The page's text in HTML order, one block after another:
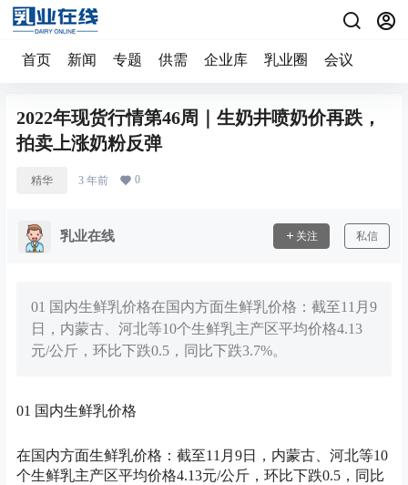
首页 新闻 专题 供需 企业库 乳业圈 会议
2022年现货行情第46周｜生奶井喷奶价再跌，
拍卖上涨奶粉反弹
精华 3 年前 0
乳业在线 关注 私信
01 国内生鲜乳价格在国内方面生鲜乳价格：截至11月9
日，内蒙古、河北等10个生鲜乳主产区平均价格4.13
元/公斤，环比下跌0.5，同比下跌3.7%。
01 国内生鲜乳价格
在国内方面生鲜乳价格：截至11月9日，内蒙古、河北等10
个生鲜乳主产区平均价格4.13元/公斤，环比下跌0.5， 同比